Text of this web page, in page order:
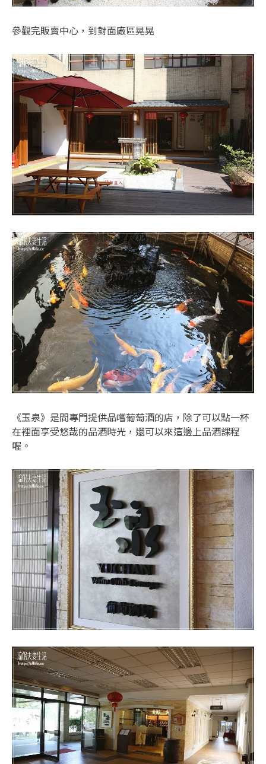
參觀完販賣中心，到對面廠區晃晃
《玉泉》是間專門提供品嚐葡萄酒的店，除了可以點一杯
在裡面享受悠哉的品酒時光，還可以來這邊上品酒課程
喔。